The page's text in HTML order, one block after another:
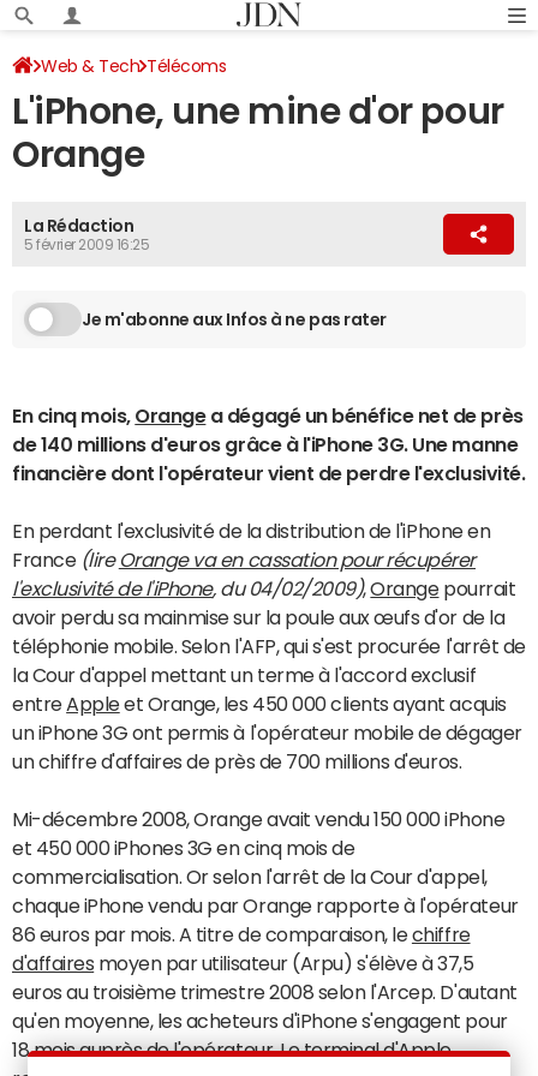
Web & Tech Télécoms
L'iPhone, une mine d'or pour
Orange
La Rédaction
5 février 2009 16:25
Je m'abonne aux Infos à ne pas rater
En cinq mois, Orangea dégagé un bénéfice net de près
de 140 millions d'euros grâce à l'iPhone 3G. Une manne
financière dont l'opérateur vient de perdre l'exclusivité.
En perdant l'exclusivité de la distribution de l'iPhone en
France (lire Orange va en cassation pour récupérer
l'exclusivité de l'iPhone, du 04/02/2009),Orangepourrait
avoir perdu sa mainmise sur la poule aux œufs d'or de la
téléphonie mobile. Selon l'AFP, qui s'est procurée l'arrêt de
la Cour d'appel mettant un terme à l'accord exclusif
entre Appleet Orange, les 450 000 clients ayant acquis
un iPhone 3G ont permis à l'opérateur mobile de dégager
un chiffre d'affaires de près de 700 millions d'euros.
Mi-décembre 2008, Orange avait vendu 150 000 iPhone
et 450 000 iPhones 3G en cinq mois de
commercialisation. Or selon l'arrêt de la Cour d'appel,
chaque iPhone vendu par Orange rapporte à l'opérateur
86 euros par mois. A titre de comparaison, lechiffre
d'affaires moyen par utilisateur (Arpu) s'élève à 37,5
euros au troisième trimestre 2008 selon l'Arcep. D'autant
qu'en moyenne, les acheteurs d'iPhone s'engagent pour
18 mois auprès de l'opérateur. Le terminal d'Apple